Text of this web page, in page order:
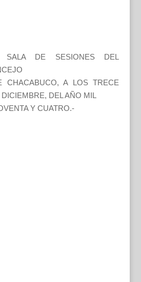
DE SESIONES DEL
CHACABUCO, A LOS TRECE
DEL AÑO MIL
Y CUATRO.-